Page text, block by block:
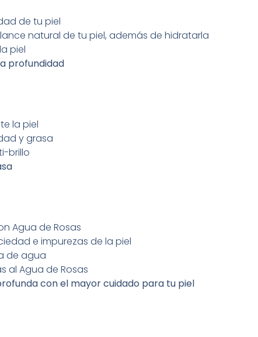
de tu piel
natural de tu piel, además de hidratarla
piel
profundidad
la piel
y grasa
brillo
Agua de Rosas
e impurezas de la piel
de agua
al Agua de Rosas
con el mayor cuidado para tu piel